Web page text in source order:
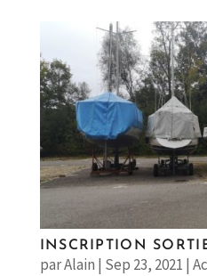
INSCRIPTION
parAlain | Sep 23, 2021 |